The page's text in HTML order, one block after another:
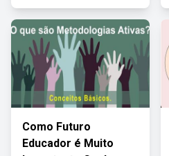
Como Futuro
Educador é Muito